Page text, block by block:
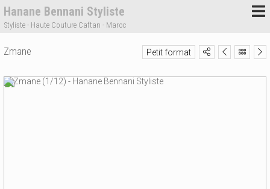
Hanane Bennani Styliste
Styliste - Haute Couture Caftan - Maroc
Petit format
Zmane